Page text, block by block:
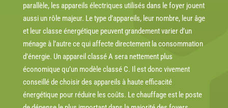
parallèle, les appareils électriques utilisés dans le foyer jouent
aussi un rôle majeur. Le type d’appareils, leur nombre, leur âge
et leur classe énergétique peuvent grandement varier d’un
ménage à l’autre ce qui affecte directement la consommation
d’énergie. Un appareil classé A sera nettement plus
économique qu’un modèle classé C. Il est donc vivement
conseillé de choisir des appareils à haute efficacité
énergétique pour réduire les coûts. Le chauffage est le poste